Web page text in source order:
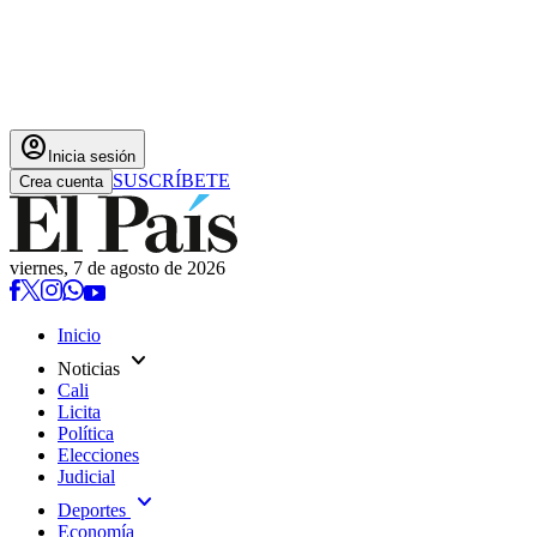
account_circle Inicia sesión
Crea cuenta SUSCRÍBETE
viernes, 7 de agosto de 2026
Inicio
Noticias expand_more
Cali
Licita
Política
Elecciones
Judicial
Deportes expand_more
Economía